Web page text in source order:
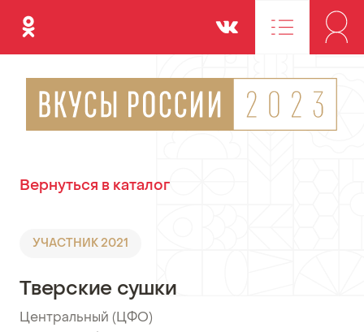
Одноклассники Вконтакте
Вернуться в каталог
УЧАСТНИК 2021
Тверские сушки
Центральный (ЦФО)